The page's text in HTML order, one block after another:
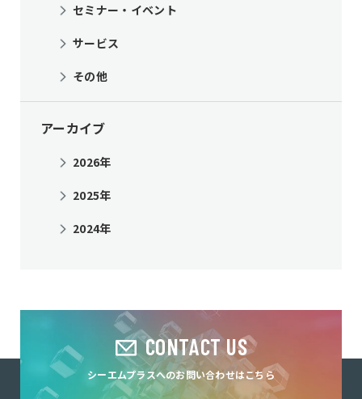
セミナー・イベント
サービス
その他
アーカイブ
2026年
2025年
2024年
CONTACT US
シーエムプラスへのお問い合わせはこちら